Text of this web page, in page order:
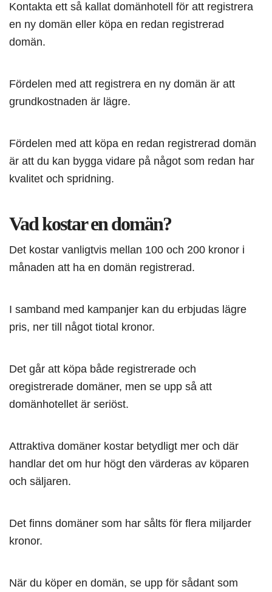
Kontakta ett så kallat domänhotell för att registrera
en ny domän eller köpa en redan registrerad
domän.
Fördelen med att registrera en ny domän är att
grundkostnaden är lägre.
Fördelen med att köpa en redan registrerad domän
är att du kan bygga vidare på något som redan har
kvalitet och spridning.
Vad kostar en domän?
Det kostar vanligtvis mellan 100 och 200 kronor i
månaden att ha en domän registrerad.
I samband med kampanjer kan du erbjudas lägre
pris, ner till något tiotal kronor.
Det går att köpa både registrerade och
oregistrerade domäner, men se upp så att
domänhotellet är seriöst.
Attraktiva domäner kostar betydligt mer och där
handlar det om hur högt den värderas av köparen
och säljaren.
Det finns domäner som har sålts för flera miljarder
kronor.
När du köper en domän, se upp för sådant som